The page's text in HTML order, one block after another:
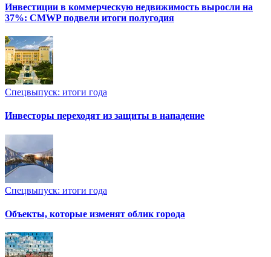
Инвестиции в коммерческую недвижимость выросли на
37%: CMWP подвели итоги полугодия
Спецвыпуск: итоги года
Инвесторы переходят из защиты в нападение
Спецвыпуск: итоги года
Объекты, которые изменят облик города